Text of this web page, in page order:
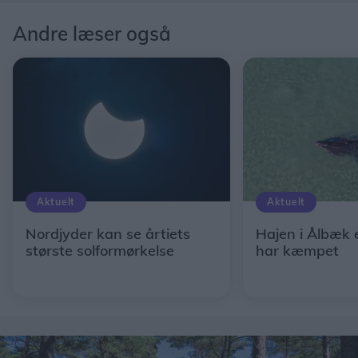
Andre læser også
Aktuelt
Nordjyder kan se årtiets
største solformørkelse
Aktuelt
Hajen i Ålbæk
har kæmpet